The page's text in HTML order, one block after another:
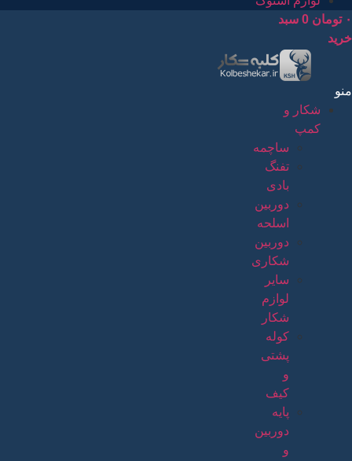
۰ تومان 0 سبد
خرید
منو
شکار و
کمپ
ساچمه
تفنگ
بادی
دوربین
اسلحه
دوربین
شکاری
سایر
لوازم
شکار
کوله
پشتی
و
کیف
پایه
دوربین
و